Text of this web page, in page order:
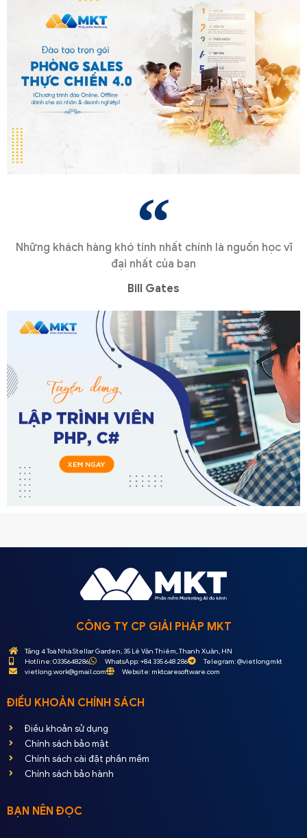
Những khách hàng khó tính nhất chính là nguồn học vĩ
đại nhất của bạn
Bill Gates
CÔNG TY CP GIẢI PHÁP MKT
Tầng 4 Toà Nhà Stellar Garden, 35 Lê Văn Thiêm, Thanh Xuân, HN
Hotline: 0335648286
WhatsApp: +84 335 648 286
Telegram: @vietlongmkt
vietlong.work@gmail.com
Website: mktcaresoftware.com
ĐIỀU KHOẢN CHÍNH SÁCH
Điều khoản sử dụng
Chính sách bảo mật
Chính sách cài đặt phần mềm
Chính sách bảo hành
BẠN NÊN ĐỌC